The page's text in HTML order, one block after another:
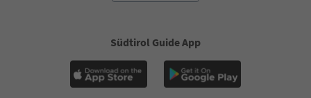
Südtirol Guide App